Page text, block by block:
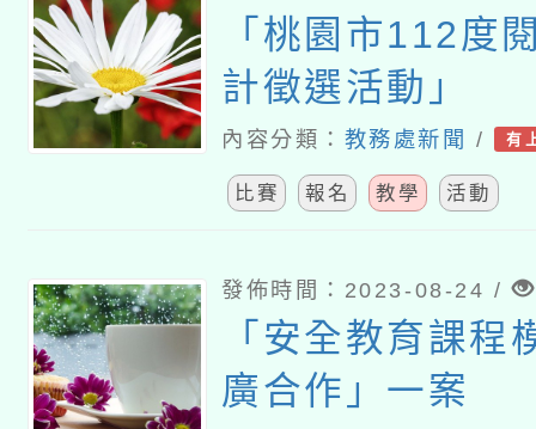
「桃園市112度
計徵選活動」
內容分類： 教務處新聞 / 有
比賽 報名 教學 活動
發佈時間：2023-08-24 /
「安全教育課程
廣合作」一案